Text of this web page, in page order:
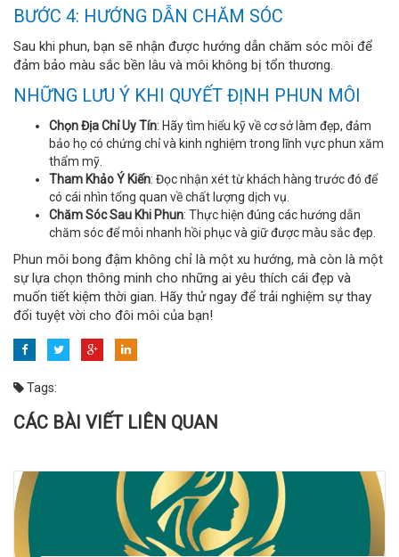
BƯỚC 4: HƯỚNG DẪN CHĂM SÓC
Sau khi phun, bạn sẽ nhận được hướng dẫn chăm sóc môi để
đảm bảo màu sắc bền lâu và môi không bị tổn thương.
NHỮNG LƯU Ý KHI QUYẾT ĐỊNH PHUN MÔI
Chọn Địa Chỉ Uy Tín: Hãy tìm hiểu kỹ về cơ sở làm đẹp, đảm
bảo họ có chứng chỉ và kinh nghiệm trong lĩnh vực phun xăm
thẩm mỹ.
Tham Khảo Ý Kiến: Đọc nhận xét từ khách hàng trước đó để
có cái nhìn tổng quan về chất lượng dịch vụ.
Chăm Sóc Sau Khi Phun: Thực hiện đúng các hướng dẫn
chăm sóc để môi nhanh hồi phục và giữ được màu sắc đẹp.
Phun môi bong đậm không chỉ là một xu hướng, mà còn là một
sự lựa chọn thông minh cho những ai yêu thích cái đẹp và
muốn tiết kiệm thời gian. Hãy thử ngay để trải nghiệm sự thay
đổi tuyệt vời cho đôi môi của bạn!
Tags:
CÁC BÀI VIẾT LIÊN QUAN